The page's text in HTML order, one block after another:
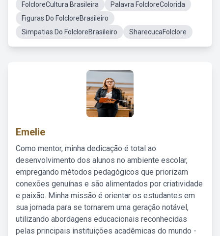
FolcloreCultura Brasileira
Palavra FolcloreColorida
Figuras Do FolcloreBrasileiro
Simpatias Do FolcloreBrasileiro
SharecucaFolclore
Emelie
Como mentor, minha dedicação é total ao
desenvolvimento dos alunos no ambiente escolar,
empregando métodos pedagógicos que priorizam
conexões genuínas e são alimentados por criatividade
e paixão. Minha missão é orientar os estudantes em
sua jornada para se tornarem uma geração notável,
utilizando abordagens educacionais reconhecidas
pelas principais instituições acadêmicas do mundo -